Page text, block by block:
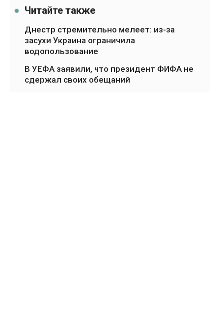
Читайте также
Днестр стремительно мелеет: из-за
засухи Украина ограничила
водопользование
В УЕФА заявили, что президент ФИФА не
сдержал своих обещаний